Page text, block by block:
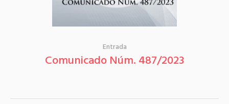
Entrada
Comunicado Núm. 487/2023